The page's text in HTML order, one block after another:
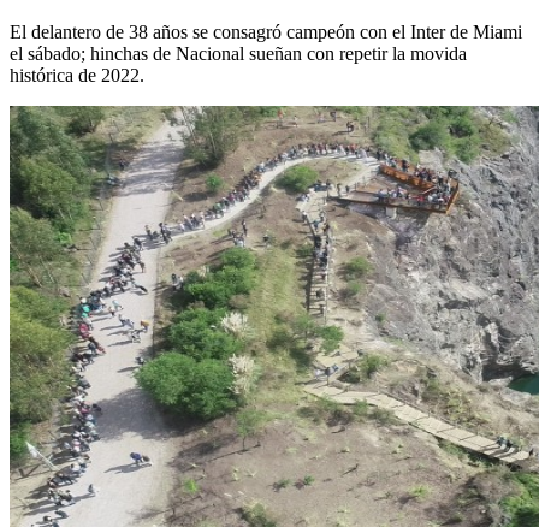
El delantero de 38 años se consagró campeón con el Inter de Miami
el sábado; hinchas de Nacional sueñan con repetir la movida
histórica de 2022.